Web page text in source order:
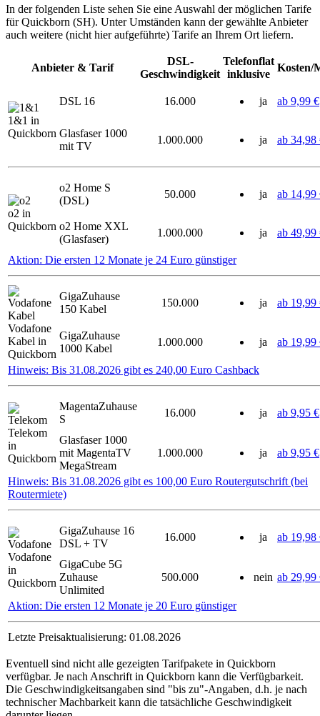
In der folgenden Liste sehen Sie eine Auswahl der möglichen Tarife
für Quickborn (SH). Unter Umständen kann der gewählte Anbieter
auch weitere (nicht hier aufgeführte) Tarife an Ihrem Ort liefern.
Anbieter & Tarif
DSL-
Geschwindigkeit
Telefonflat
inklusive
Kosten/
1&1 in
Quickborn
DSL 16 16.000 ja ab 9,99 €
Glasfaser 1000
mit TV
1.000.000 ja ab 34,98
o2 in
Quickborn
o2 Home S
(DSL)
50.000 ja ab 14,99
o2 Home XXL
(Glasfaser)
1.000.000 ja ab 49,99
Aktion: Die ersten 12 Monate je 24 Euro günstiger
Vodafone
Kabel in
Quickborn
GigaZuhause
150 Kabel
150.000 ja ab 19,99
GigaZuhause
1000 Kabel
1.000.000 ja ab 19,99
Hinweis: Bis 31.08.2026 gibt es 240,00 Euro Cashback
Telekom
in
Quickborn
MagentaZuhause
S
16.000 ja ab 9,95 €
Glasfaser 1000
mit MagentaTV
MegaStream
1.000.000 ja ab 9,95 €
Hinweis: Bis 31.08.2026 gibt es 100,00 Euro Routergutschrift (bei
Routermiete)
Vodafone
in
Quickborn
GigaZuhause 16
DSL + TV
16.000 ja ab 19,98
GigaCube 5G
Zuhause
Unlimited
500.000 nein ab 29,99
Aktion: Die ersten 12 Monate je 20 Euro günstiger
Letzte Preisaktualisierung: 01.08.2026
Eventuell sind nicht alle gezeigten Tarifpakete in Quickborn
verfügbar. Je nach Anschrift in Quickborn kann die Verfügbarkeit.
Die Geschwindigkeitsangaben sind "bis zu"-Angaben, d.h. je nach
technischer Machbarkeit kann die tatsächliche Geschwindigkeit